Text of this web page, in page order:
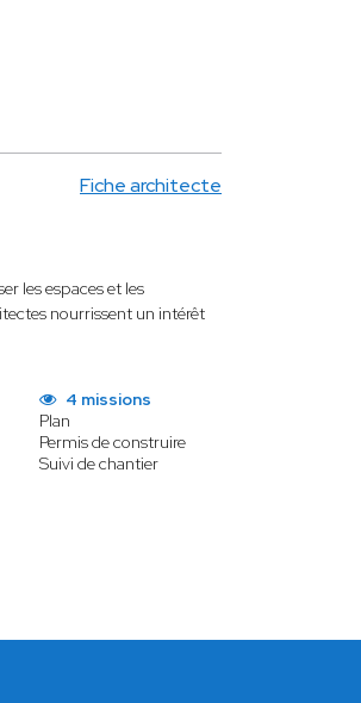
Fiche architecte
les espaces et les
nourrissent un intérêt
4 missions
Plan
Permis de construire
Suivi de chantier